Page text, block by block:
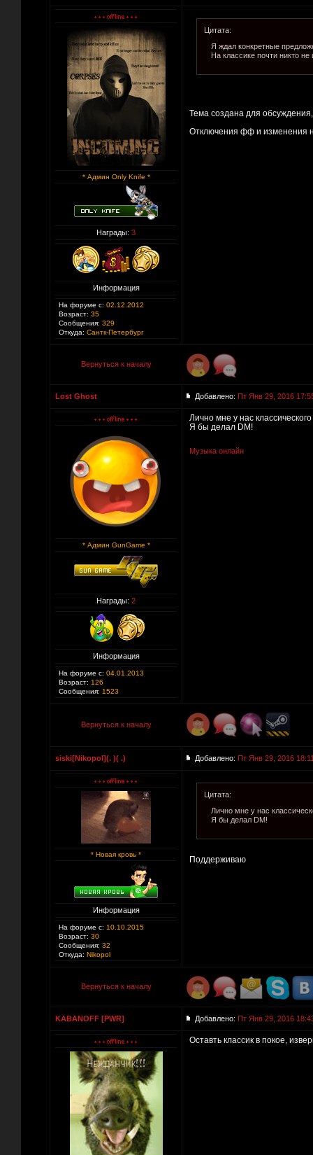
* Админ Only Knife *
Награды: 3
Информация
На форуме с: 02.12.2012
Возраст: 35
Сообщения: 329
Откуда: Сантк-Петербург
Цитата:
Я ждал конкретные
На классике почти никто
Тема создана для
Отключения фф и изменения
Вернуться к началу
Lost Ghost Добавлено: Пт Янв 29, 2016
* Админ GunGame *
Награды: 2
Информация
На форуме с: 04.01.2013
Возраст: 126
Сообщения: 1523
Лично мне у нас
Я бы делал DM!
Музыка онлайн
Вернуться к началу
siski[Nikopol](. )( .) Добавлено: Пт Янв 29, 2016
* Новая кровь *
Информация
На форуме с: 10.10.2015
Возраст: 30
Сообщения: 32
Откуда: Nikopol
Цитата:
Лично мне у нас
Я бы делал DM!
Поддерживаю
Вернуться к началу
KABANOFF [PWR] Добавлено: Пт Янв 29, 2016
Оставть классик в покое,